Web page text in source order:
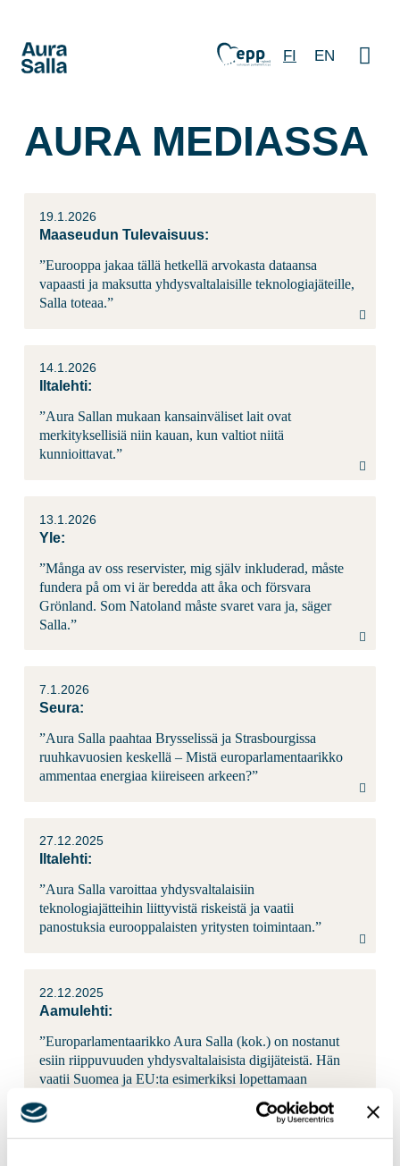
FI EN
AURA MEDIASSA
19.1.2026
Maaseudun Tulevaisuus:
”Eurooppa jakaa tällä hetkellä arvokasta dataansa
vapaasti ja maksutta yhdysvaltalaisille teknologiajäteille,
Salla toteaa.”
14.1.2026
Iltalehti:
”Aura Sallan mukaan kansainväliset lait ovat
merkityksellisiä niin kauan, kun valtiot niitä
kunnioittavat.”
13.1.2026
Yle:
”Många av oss reservister, mig själv inkluderad, måste
fundera på om vi är beredda att åka och försvara
Grönland. Som Natoland måste svaret vara ja, säger
Salla.”
7.1.2026
Seura:
”Aura Salla paahtaa Brysselissä ja Strasbourgissa
ruuhkavuosien keskellä – Mistä europarlamentaarikko
ammentaa energiaa kiireiseen arkeen?”
27.12.2025
Iltalehti:
”Aura Salla varoittaa yhdysvaltalaisiin
teknologiajätteihin liittyvistä riskeistä ja vaatii
panostuksia eurooppalaisten yritysten toimintaan.”
22.12.2025
Aamulehti:
”Europarlamentaarikko Aura Salla (kok.) on nostanut
esiin riippuvuuden yhdysvaltalaisista digijäteistä. Hän
vaatii Suomea ja EU:ta esimerkiksi lopettamaan
Microsoftin käytön julkisella sektorilla.”